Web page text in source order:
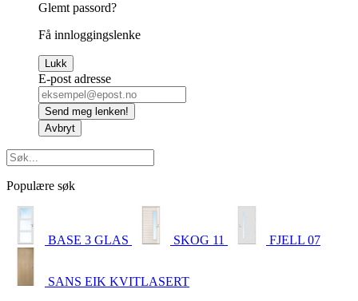
Glemt passord?
Få innloggingslenke
Lukk
E-post adresse
Send meg lenken!
Avbryt
Populære søk
BASE 3 GLAS SKOG 11 FJELL 07
SANS EIK KVITLASERT